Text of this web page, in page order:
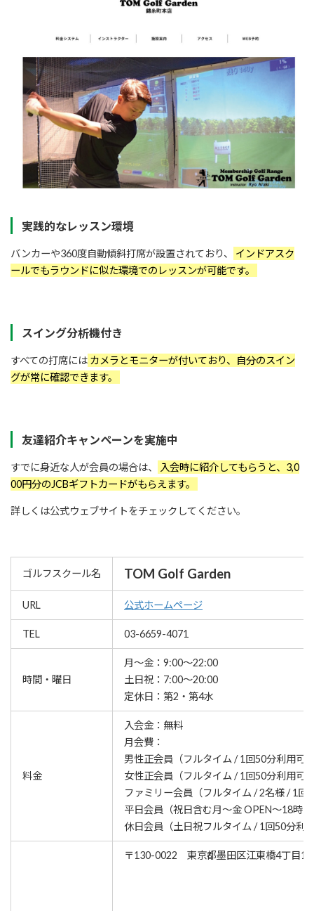
実践的なレッスン環境
バンカーや360度自動傾斜打席が設置されており、
インドアスク
ールでもラウンドに似た環境でのレッスンが可能です。
スイング分析機付き
すべての打席には カメラとモニターが付いており、自分のスイン
グが常に確認できます。
友達紹介キャンペーンを実施中
すでに身近な人が会員の場合は、
入会時に紹介してもらうと、3,0
00円分のJCBギフトカードがもらえます。
詳しくは公式ウェブサイトをチェックしてください。
ゴルフスクール名 TOM Golf Garden
URL 公式ホームページ
TEL 03-6659-4071
時間・曜日
月〜金：9:00〜22:00
土日祝：7:00〜20:00
定休日：第2・第4水
料金
入会金：無料
月会費：
男性正会員（フルタイム / 1回50分利用可
女性正会員（フルタイム / 1回50分利用可
ファミリー会員（フルタイム / 2名様 / 1回
平日会員（祝日含む月〜金 OPEN〜18時 /
休日会員（土日祝フルタイム / 1回50分利
〒130-0022 東京都墨田区江東橋4丁目